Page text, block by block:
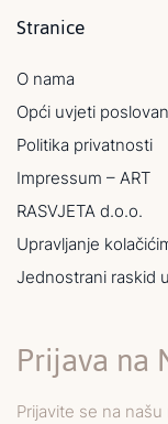
Stranice
O nama
Opći uvjeti
Politika privatnosti
Impressum – ART
RASVJETA d.o.o.
Upravljanje
Jednostrani raskid
Prijava na
Prijavite se na